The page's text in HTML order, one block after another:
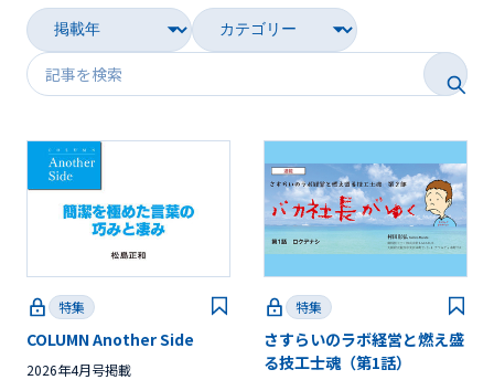
新着
連載
特集
トピックス
Web限定
後で読む
特集
COLUMN Another Side
2026年4月号掲載
特集
さすらいのラボ経営と燃え盛
る技工士魂（第1話）